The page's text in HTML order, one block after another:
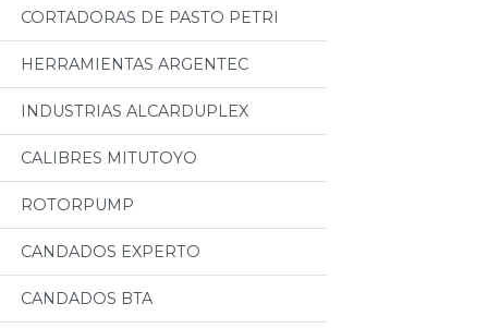
CORTADORAS DE PASTO PETRI
HERRAMIENTAS ARGENTEC
INDUSTRIAS ALCARDUPLEX
CALIBRES MITUTOYO
ROTORPUMP
CANDADOS EXPERTO
CANDADOS BTA